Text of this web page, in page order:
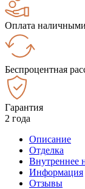
Оплата
Беспроцентная
Гарантия
2 года
Описание
Отделка
Внутреннее
Информация
Отзывы